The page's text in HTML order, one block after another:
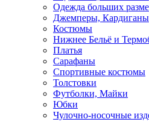
Одежда больших
Джемперы, Кардиганы
Костюмы
Нижнее Бельё и
Платья
Сарафаны
Спортивные костюмы
Толстовки
Футболки, Майки
Юбки
Чулочно-носочные